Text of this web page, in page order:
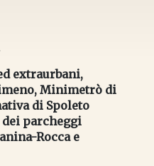
extraurbani,
Minimetrò di
di Spoleto
parcheggi
Rocca e